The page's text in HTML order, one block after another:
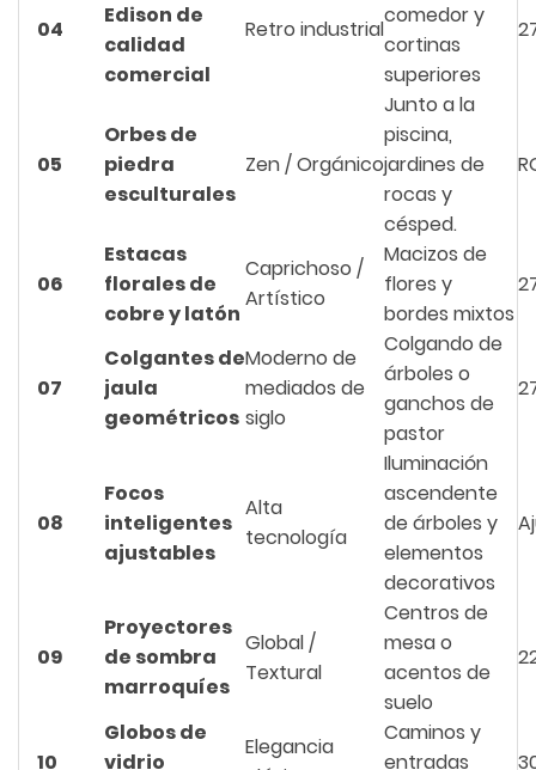
04
Edison de
calidad
comercial
Retro industrial
comedor y
cortinas
superiores
05
Orbes de
piedra
esculturales
Zen / Orgánico
Junto a la
piscina,
jardines de
rocas y
césped.
06
Estacas
florales de
cobre y latón
Caprichoso /
Artístico
Macizos de
flores y
bordes mixtos
07
Colgantes de
jaula
geométricos
Moderno de
mediados de
siglo
Colgando de
árboles o
ganchos de
pastor
08
Focos
inteligentes
ajustables
Alta
tecnología
Iluminación
ascendente
de árboles y
elementos
decorativos
09
Proyectores
de sombra
marroquíes
Global /
Textural
Centros de
mesa o
acentos de
suelo
10
Globos de
vidrio
Elegancia
Caminos y
entradas